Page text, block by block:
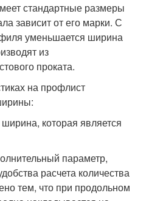
стандартные размеры
зависит от его марки. С
уменьшается ширина
из
проката.
на профлист
которая является
параметр,
расчета количества
тем, что при продольном